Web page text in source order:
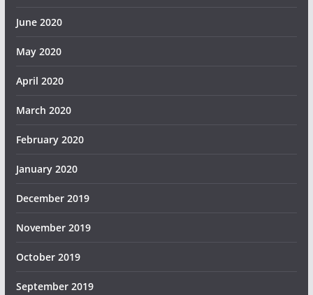
June 2020
May 2020
April 2020
March 2020
February 2020
January 2020
December 2019
November 2019
October 2019
September 2019